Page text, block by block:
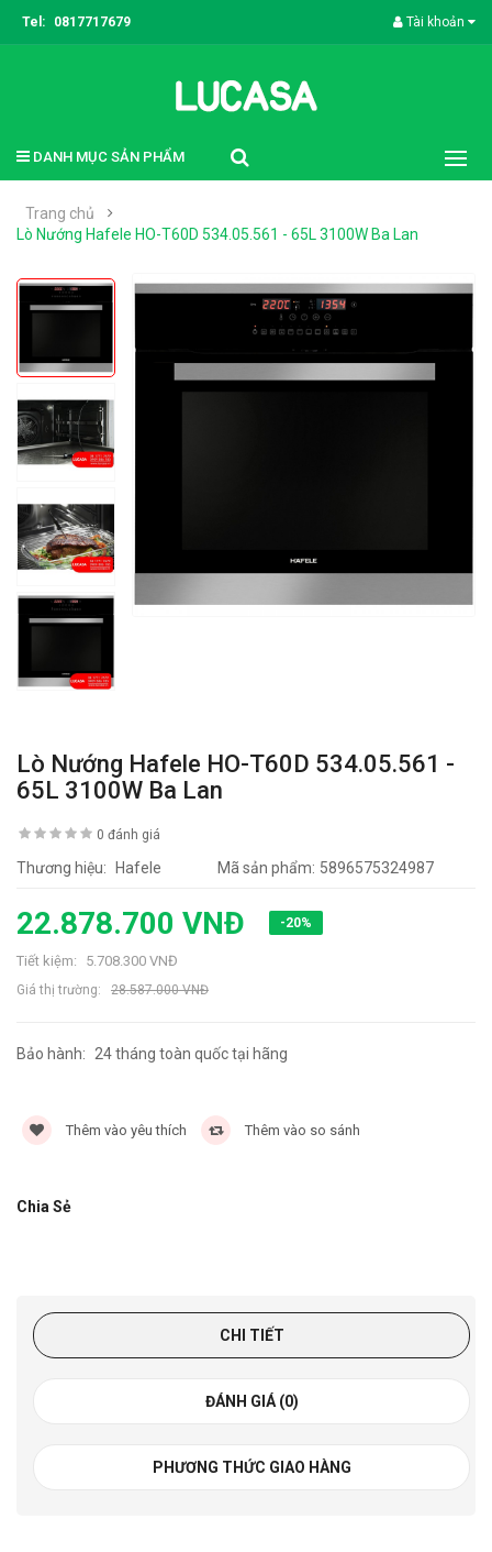
Tel: 0817717679 Tài khoản
DANH MỤC SẢN PHẨM
Trang chủ
Lò Nướng Hafele HO-T60D 534.05.561 - 65L 3100W Ba Lan
Lò Nướng Hafele HO-T60D 534.05.561 -
65L 3100W Ba Lan
0 đánh giá
Thương hiệu: Hafele Mã sản phẩm: 5896575324987
22.878.700 VNĐ -20%
Tiết kiệm: 5.708.300 VNĐ
Giá thị trường: 28.587.000 VNĐ
Bảo hành: 24 tháng toàn quốc tại hãng
Thêm vào yêu thích Thêm vào so sánh
Chia Sẻ
CHI TIẾT
ĐÁNH GIÁ (0)
PHƯƠNG THỨC GIAO HÀNG